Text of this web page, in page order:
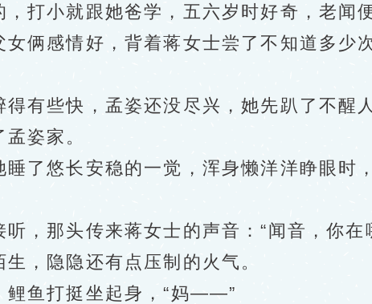
小就跟她爸学，五六岁时好奇，老闻
俩感情好，背着蒋女士尝了不知道多少
些快，孟姿还没尽兴，她先趴了不醒人
姿家。
悠长安稳的一觉，浑身懒洋洋睁眼时，
那头传来蒋女士的声音：“闻音，你在
隐隐还有点压制的火气。
鱼打挺坐起身，“妈——”